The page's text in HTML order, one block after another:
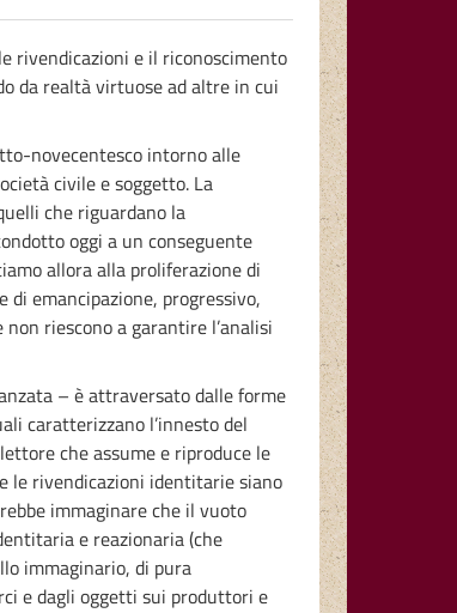
rivendicazioni e il riconoscimento
da realtà virtuose ad altre in cui
novecentesco intorno alle
civile e soggetto. La
che riguardano la
oggi a un conseguente
allora alla proliferazione di
emancipazione, progressivo,
riescono a garantire l’analisi
– è attraversato dalle forme
caratterizzano l’innesto del
che assume e riproduce le
le rivendicazioni identitarie siano
immaginare che il vuoto
e reazionaria (che
immaginario, di pura
e dagli oggetti sui produttori e